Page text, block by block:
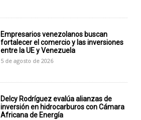
Empresarios venezolanos buscan
fortalecer el comercio y las inversiones
entre la UE y Venezuela
5 de agosto de 2026
Delcy Rodríguez evalúa alianzas de
inversión en hidrocarburos con Cámara
Africana de Energía